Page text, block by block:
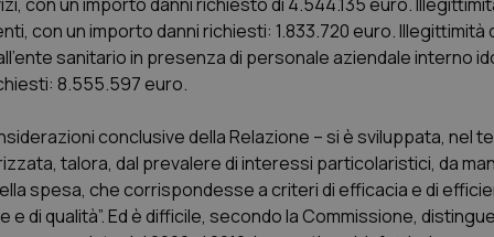
con un importo danni richiesti: 1.833.720 euro. Illegittimità
sanitario in presenza di personale aziendale interno
8.555.597 euro.
conclusive della Relazione – si è sviluppata, nel
talora, dal prevalere di interessi particolaristici, da
spesa, che corrispondesse a criteri di efficacia e di
di qualità”. Ed è difficile, secondo la Commissione,
Necessari Statistici Marketing
a rendere fruibile il sito web abilitandone funzionalità di base quali la
del sito. Il sito web non è in grado di funzionare correttamente senza questi
Descrizione
YouTube
.youtube.com
5 mesi 4
settimane
Questo cookie viene utilizzato
scelte di consenso e privacy
interazione con il sito. Registra i
del visitatore riguardo a varie
impostazioni sulla privacy,